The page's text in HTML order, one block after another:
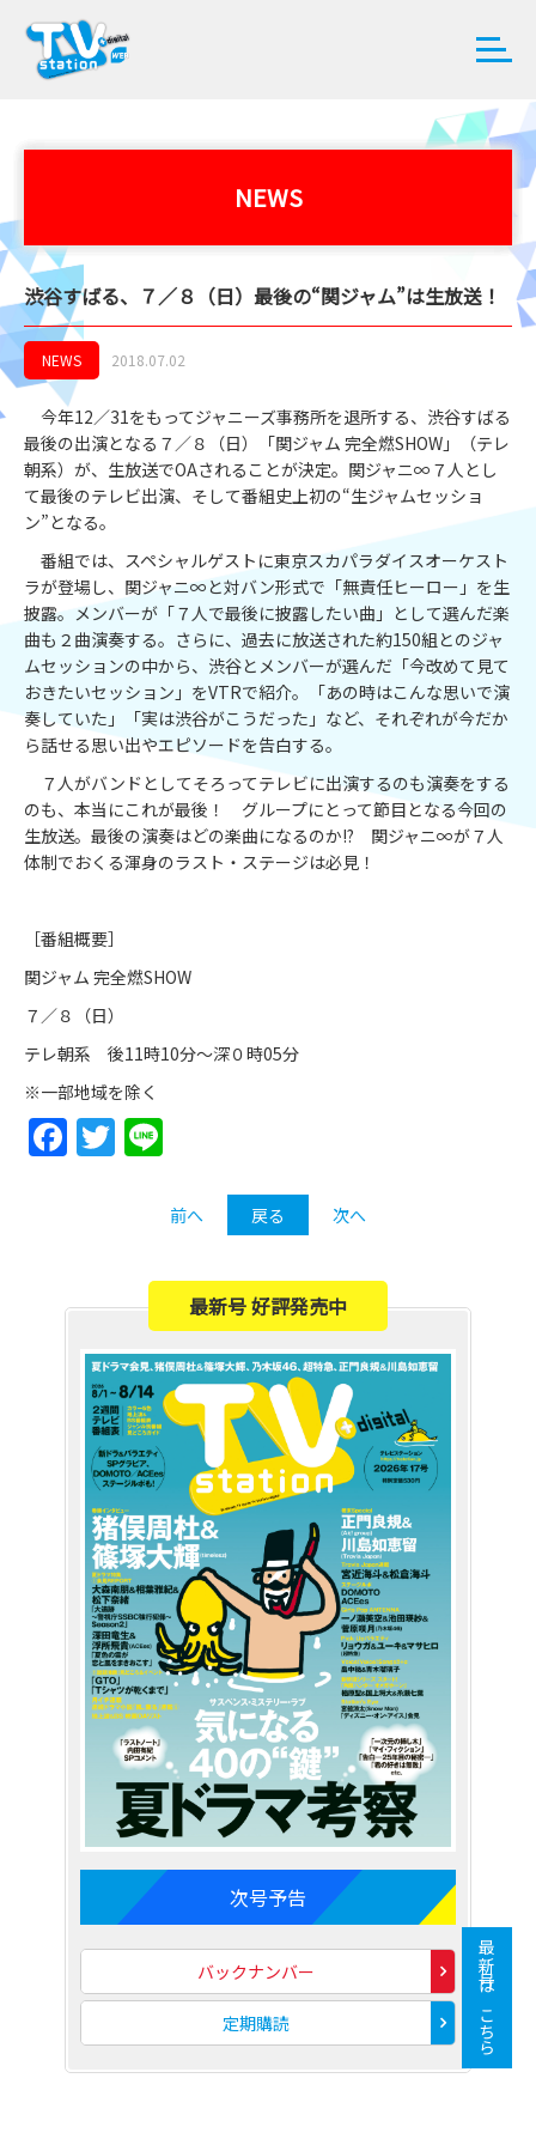
NEWS
渋谷すばる、７／８（日）最後の“関ジャム”は生放送！
NEWS 2018.07.02
今年12／31をもってジャニーズ事務所を退所する、渋谷すばる
最後の出演となる７／８（日）「関ジャム 完全燃SHOW」（テレ
朝系）が、生放送でOAされることが決定。関ジャニ∞７人とし
て最後のテレビ出演、そして番組史上初の“生ジャムセッショ
ン”となる。
番組では、スペシャルゲストに東京スカパラダイスオーケスト
ラが登場し、関ジャニ∞と対バン形式で「無責任ヒーロー」を生
披露。メンバーが「７人で最後に披露したい曲」として選んだ楽
曲も２曲演奏する。さらに、過去に放送された約150組とのジャ
ムセッションの中から、渋谷とメンバーが選んだ「今改めて見て
おきたいセッション」をVTRで紹介。「あの時はこんな思いで演
奏していた」「実は渋谷がこうだった」など、それぞれが今だか
ら話せる思い出やエピソードを告白する。
７人がバンドとしてそろってテレビに出演するのも演奏をする
のも、本当にこれが最後！ グループにとって節目となる今回の
生放送。最後の演奏はどの楽曲になるのか!? 関ジャニ∞が７人
体制でおくる渾身のラスト・ステージは必見！
［番組概要］
関ジャム 完全燃SHOW
７／８（日）
テレ朝系 後11時10分～深０時05分
※一部地域を除く
Facebook
Twitter
前へ 戻る 次へ
最新号 好評発売中
次号予告
バックナンバー
定期購読 最新号はこちら